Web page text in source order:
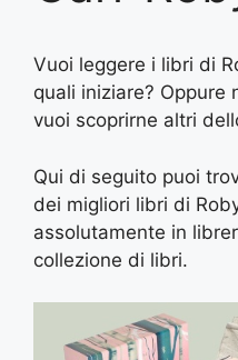
Vuoi leggere i libri di
quali iniziare? Oppure
vuoi scoprirne altri
Qui di seguito puoi
dei migliori libri di
assolutamente in
collezione di libri.